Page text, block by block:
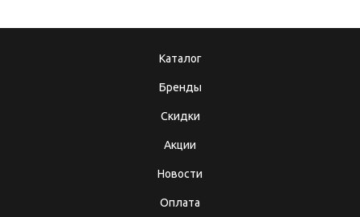
Каталог
Бренды
Скидки
Акции
Новости
Оплата